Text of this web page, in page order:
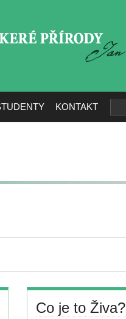
KONTAKT
Co je to Živa?